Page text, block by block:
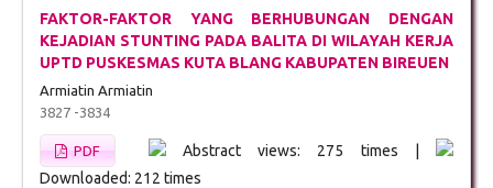
FAKTOR-FAKTOR YANG BERHUBUNGAN DENGAN
KEJADIAN STUNTING PADA BALITA DI WILAYAH KERJA
UPTD PUSKESMAS KUTA BLANG KABUPATEN BIREUEN
Armiatin Armiatin
3827 -3834
PDF
Abstract views: 275 times |
Downloaded: 212 times